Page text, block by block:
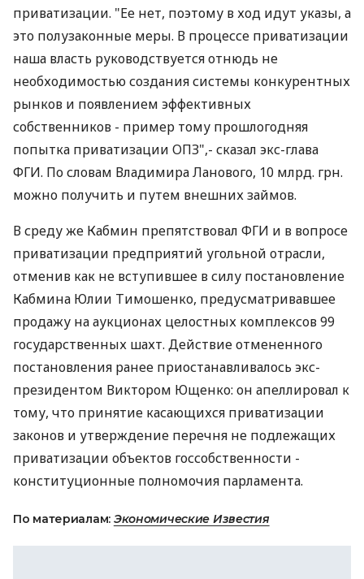
приватизации. "Ее нет, поэтому в ход идут указы, а
это полузаконные меры. В процессе приватизации
наша власть руководствуется отнюдь не
необходимостью создания системы конкурентных
рынков и появлением эффективных
собственников - пример тому прошлогодняя
попытка приватизации ОПЗ",- сказал экс-глава
ФГИ. По словам Владимира Ланового, 10 млрд. грн.
можно получить и путем внешних займов.
В среду же Кабмин препятствовал ФГИ и в вопросе
приватизации предприятий угольной отрасли,
отменив как не вступившее в силу постановление
Кабмина Юлии Тимошенко, предусматривавшее
продажу на аукционах целостных комплексов 99
государственных шахт. Действие отмененного
постановления ранее приостанавливалось экс-
президентом Виктором Ющенко: он апеллировал к
тому, что принятие касающихся приватизации
законов и утверждение перечня не подлежащих
приватизации объектов госсобственности -
конституционные полномочия парламента.
По материалам: Экономические Известия